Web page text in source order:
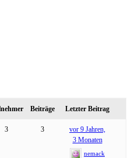
Beiträge Letzter Beitrag
3 3
vor 9 Jahren,
3 Monaten
nemack